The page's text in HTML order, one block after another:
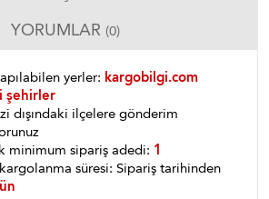
YORUMLAR (0)
yerler: kargobilgi.com
şehirler
dışındaki ilçelere gönderim
minimum sipariş adedi: 1
süresi: Sipariş tarihinden